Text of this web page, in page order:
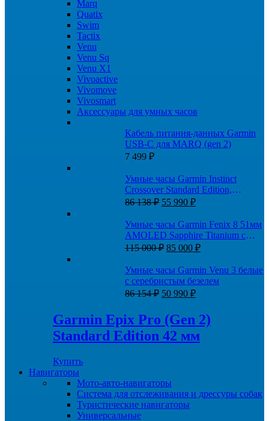
Marq
Quatix
Swim
Tactix
Venu
Venu Sq
Venu X1
Vivoactive
Vivomove
Vivosmart
Аксессуары для умных часов
Кабель питания-данных Garmin
USB-C для MARQ (gen 2)
7 499 ₽
Умные часы Garmin Instinct
Crossover Standard Edition,
Черный
86 138₽ Первоначальная
составляла
86
138 ₽.
55 990 ₽Текущая
55
990 ₽.
Умные часы Garmin Fenix 8 51мм
AMOLED Sapphire Titanium с
ремешком Spark Orange/Graphite
115 000₽ Первоначальная
составляла
115
000 ₽.
85 000 ₽Текущая
85
000 ₽.
Умные часы Garmin Venu 3 белые
с серебристым безелем
86 154₽ Первоначальная
составляла
86
154 ₽.
50 990 ₽Текущая
50
990 ₽.
Garmin Epix Pro (Gen 2)
Standard Edition 42 мм
Купить
Навигаторы
Мото-авто-навигаторы
Система для отслеживания и дрессуры собак
Туристические навигаторы
Универсальные